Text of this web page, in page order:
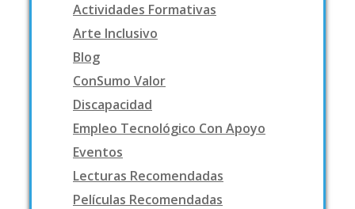
Actividades Formativas
Arte Inclusivo
Blog
ConSumo Valor
Discapacidad
Empleo Tecnológico Con Apoyo
Eventos
Lecturas Recomendadas
Películas Recomendadas